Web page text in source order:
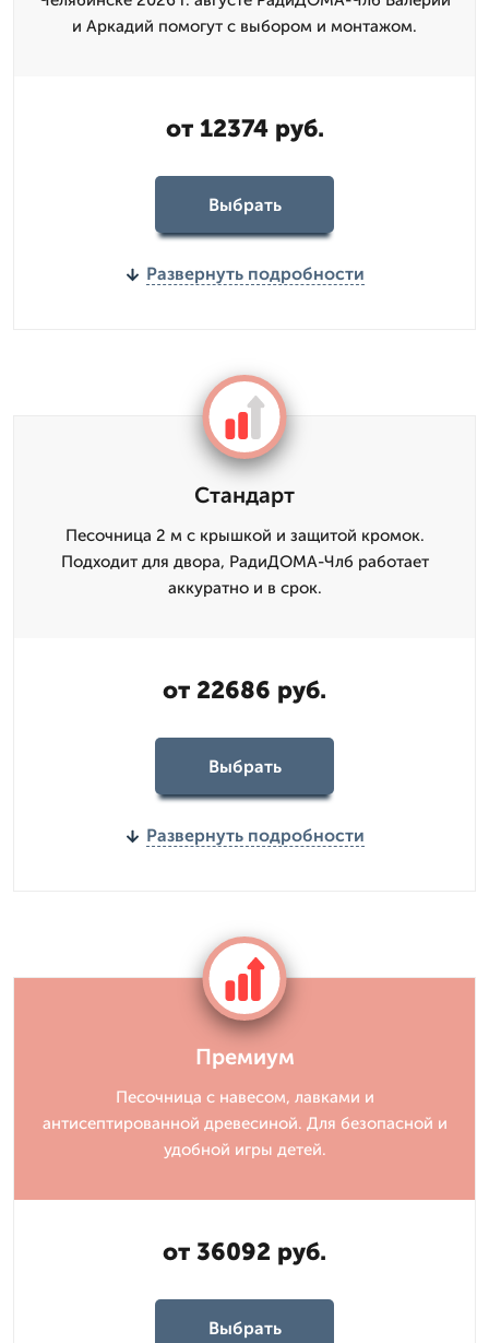
и Аркадий помогут с выбором и монтажом.
от 12374 руб.
Выбрать
Развернуть подробности
Стандарт
Песочница 2 м с крышкой и защитой кромок.
Подходит для двора, РадиДОМА-Члб работает
аккуратно и в срок.
от 22686 руб.
Выбрать
Развернуть подробности
Премиум
Песочница с навесом, лавками и
антисептированной древесиной. Для безопасной и
удобной игры детей.
от 36092 руб.
Выбрать